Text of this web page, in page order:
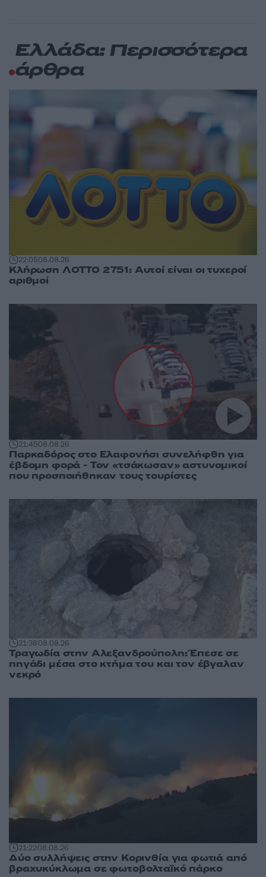
Ελλάδα: Περισσότερα
άρθρα
22:0508.08.26
Κλήρωση ΛΟΤΤΟ 2751: Αυτοί είναι οι τυχεροί
αριθμοί
21:4508.08.26
Παρκαδόρος στο Ελαφονήσι συνελήφθη για
έβδομη φορά - Τον «τσάκωσαν» αστυνομικοί
που προσποιήθηκαν τους τουρίστες
21:3808.08.26
Τραγωδία στην Αλεξανδρούπολη: Έπεσε σε
πηγάδι μέσα στο κτήμα του και τον έβγαλαν
νεκρό
21:2208.08.26
Δύο συλλήψεις στην Κορινθία για φωτιά από
βραχυκύκλωμα σε φωτοβολταϊκό πάρκο